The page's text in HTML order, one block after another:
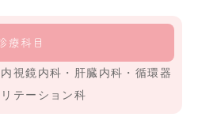
療科目
視鏡内科・肝臓内科・循環器
テーション科